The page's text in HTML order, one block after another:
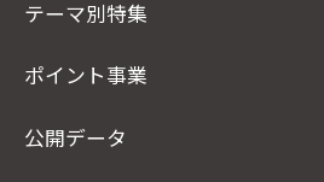
テーマ別特集
ポイント事業
公開データ